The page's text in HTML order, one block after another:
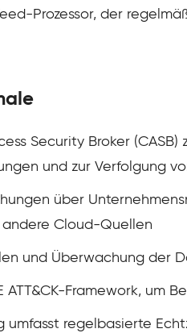
Prozessor, der
Security Broker
und zur Verfolgung
über
andere Cloud-Quellen
und Überwachung der
ATT&CK-Framework, um
umfasst regelbasierte